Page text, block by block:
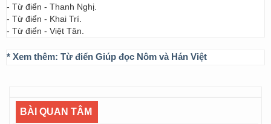
- Từ điển - Thanh Nghị.
- Từ điển - Khai Trí.
- Từ điển - Việt Tân.
* Xem thêm: Từ điển Giúp đọc Nôm và Hán Việt
BÀI QUAN TÂM